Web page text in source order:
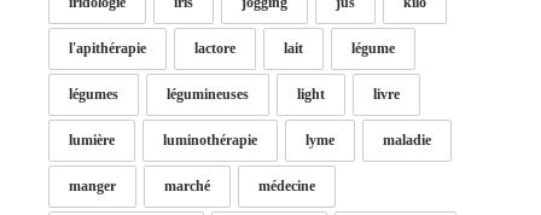
l'apithérapie lactore lait légume
légumes légumineuses light livre
lumière luminothérapie lyme maladie
manger marché médecine